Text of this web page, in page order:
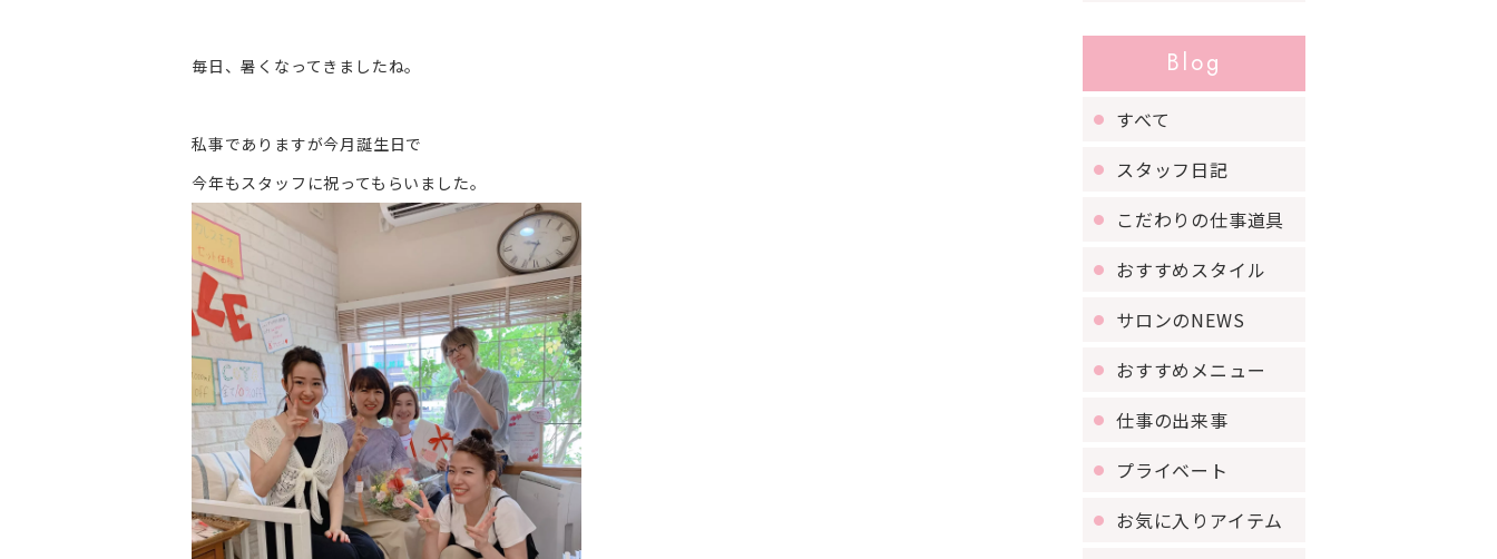
毎日、暑くなってきましたね。
私事でありますが今月誕生日で
今年もスタッフに祝ってもらいました。
Blog
すべて
スタッフ日記
こだわりの仕事道具
おすすめスタイル
サロンのNEWS
おすすめメニュー
仕事の出来事
プライベート
お気に入りアイテム